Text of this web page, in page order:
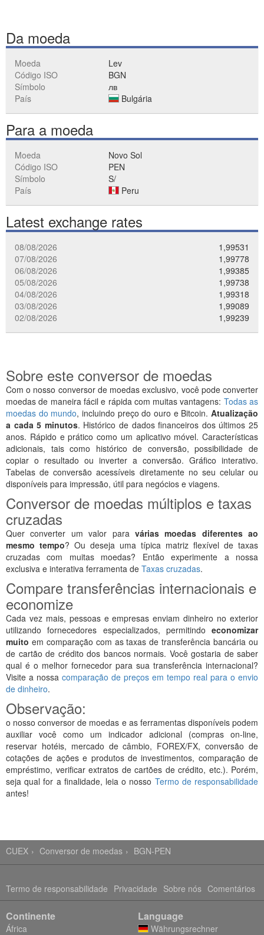
Da moeda
Moeda
Lev
Código ISO
BGN
Símbolo
лв
País
Bulgária
Para a moeda
Moeda
Novo Sol
Código ISO
PEN
Símbolo
S/
País
Peru
Latest exchange rates
08/08/2026
1,99531
07/08/2026
1,99778
06/08/2026
1,99385
05/08/2026
1,99738
04/08/2026
1,99318
03/08/2026
1,99089
02/08/2026
1,99239
Sobre este conversor de moedas
Com o nosso conversor de moedas exclusivo, você pode converter
moedas de maneira fácil e rápida com muitas vantagens: Todas as
moedas do mundo, incluindo preço do ouro e Bitcoin.Atualização
a cada 5 minutos. Histórico de dados financeiros dos últimos 25
anos. Rápido e prático como um aplicativo móvel. Características
adicionais, tais como histórico de conversão, possibilidade de
copiar o resultado ou inverter a conversão. Gráfico interativo.
Tabelas de conversão acessíveis diretamente no seu celular ou
disponíveis para impressão, útil para negócios e viagens.
Conversor de moedas múltiplos e taxas
cruzadas
Quer converter um valor para várias moedas diferentes ao
mesmo tempo? Ou deseja uma típica matriz flexível de taxas
cruzadas com muitas moedas? Então experimente a nossa
exclusiva e interativa ferramenta de Taxas cruzadas.
Compare transferências internacionais e
economize
Cada vez mais, pessoas e empresas enviam dinheiro no exterior
utilizando fornecedores especializados, permitindo economizar
muito em comparação com as taxas de transferência bancária ou
de cartão de crédito dos bancos normais. Você gostaria de saber
qual é o melhor fornecedor para sua transferência internacional?
Visite a nossa comparação de preços em tempo real para o envio
de dinheiro.
Observação:
o nosso conversor de moedas e as ferramentas disponíveis podem
auxiliar você como um indicador adicional (compras on-line,
reservar hotéis, mercado de câmbio, FOREX/FX, conversão de
cotações de ações e produtos de investimentos, comparação de
empréstimo, verificar extratos de cartões de crédito, etc.). Porém,
seja qual for a finalidade, leia o nosso Termo de responsabilidade
antes!
CUEX Conversor de moedas BGN-PEN
Termo de responsabilidade Privacidade Sobre nós Comentários
Continente
África
Language
Währungsrechner